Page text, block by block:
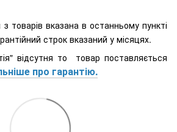
товарів вказана в останньому пункті
строк вказаний у місяцях.
відсутня то товар поставляється
про гарантію.